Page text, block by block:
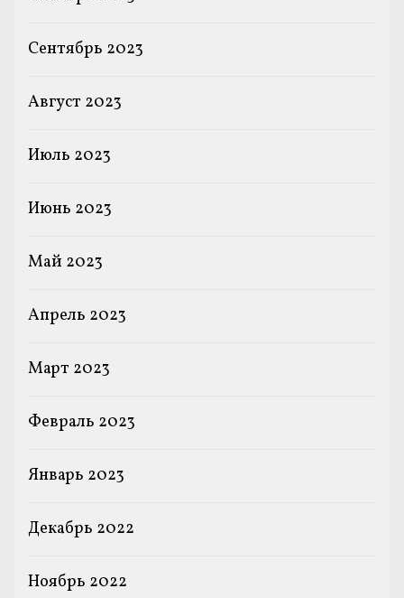
Сентябрь 2023
Август 2023
Июль 2023
Июнь 2023
Май 2023
Апрель 2023
Март 2023
Февраль 2023
Январь 2023
Декабрь 2022
Ноябрь 2022